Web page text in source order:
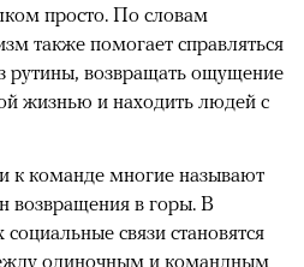
просто. По словам
также помогает справляться
рутины, возвращать ощущение
жизнью и находить людей с
к команде многие называют
возвращения в горы. В
связи становятся
одиночным и командным